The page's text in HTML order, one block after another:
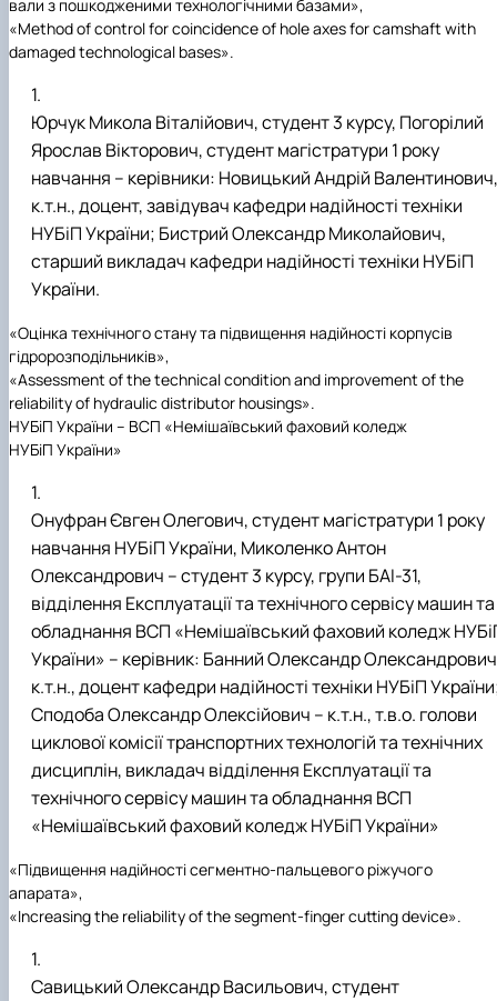
вали з пошкодженими технологічними базами»,
«Method of control for coincidence of hole axes for camshaft with
damaged technological bases».
Юрчук Микола Віталійович, студент 3 курсу, Погорілий
Ярослав Вікторович, студент магістратури 1 року
навчання – керівники: Новицький Андрій Валентинович,
к.т.н., доцент, завідувач кафедри надійності техніки
НУБіП України; Бистрий Олександр Миколайович,
старший викладач кафедри надійності техніки НУБіП
України.
«Оцінка технічного стану та підвищення надійності корпусів
гідророзподільників»,
«Assessment of the technical condition and improvement of the
reliability of hydraulic distributor housings».
НУБіП України – ВСП «Немішаївський фаховий коледж
НУБіП України»
Онуфран Євген Олегович, студент магістратури 1 року
навчання НУБіП України, Миколенко Антон
Олександрович – студент 3 курсу, групи БАІ-31,
відділення Експлуатації та технічного сервісу машин та
обладнання ВСП «Немішаївський фаховий коледж
України» – керівник: Банний Олександр
к.т.н., доцент кафедри надійності техніки НУБіП
Сподоба Олександр Олексійович – к.т.н., т.в.о. голови
циклової комісії транспортних технологій та технічних
дисциплін, викладач відділення Експлуатації та
технічного сервісу машин та обладнання ВСП
«Немішаївський фаховий коледж НУБіП України»
«Підвищення надійності сегментно-пальцевого ріжучого
апарата»,
«Increasing the reliability of the segment-finger cutting device».
Савицький Олександр Васильович, студент